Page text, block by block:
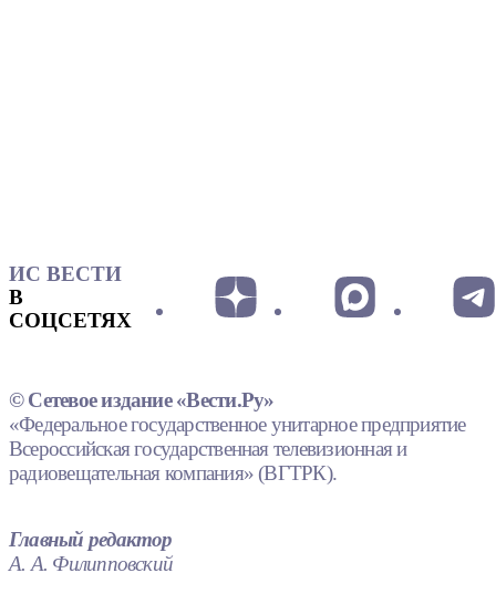
ИС ВЕСТИ
В
СОЦСЕТЯХ
© Сетевое издание «Вести.Ру»
«Федеральное государственное унитарное предприятие
Всероссийская государственная телевизионная и
радиовещательная компания» (ВГТРК).
Главный редактор
А. А. Филипповский